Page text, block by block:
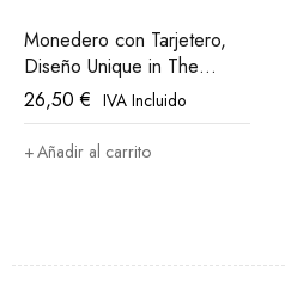
Monedero con Tarjetero,
Diseño Unique in The
World Athletic Club Bilbao
26,50€ IVA Incluido
Añadir al carrito